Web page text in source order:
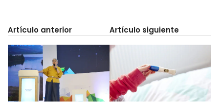
Artículo anterior Artículo siguiente